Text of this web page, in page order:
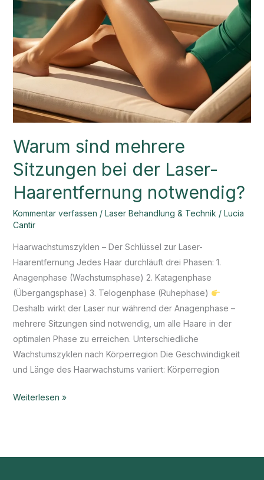
Warum sind mehrere
Sitzungen bei der Laser-
Haarentfernung notwendig?
Kommentar verfassen / Laser Behandlung & Technik / Lucia
Cantir
Haarwachstumszyklen – Der Schlüssel zur Laser-
Haarentfernung Jedes Haar durchläuft drei Phasen: 1.
Anagenphase (Wachstumsphase) 2. Katagenphase
(Übergangsphase) 3. Telogenphase (Ruhephase)
Deshalb wirkt der Laser nur während der Anagenphase –
mehrere Sitzungen sind notwendig, um alle Haare in der
optimalen Phase zu erreichen. Unterschiedliche
Wachstumszyklen nach Körperregion Die Geschwindigkeit
und Länge des Haarwachstums variiert: Körperregion
Weiterlesen »